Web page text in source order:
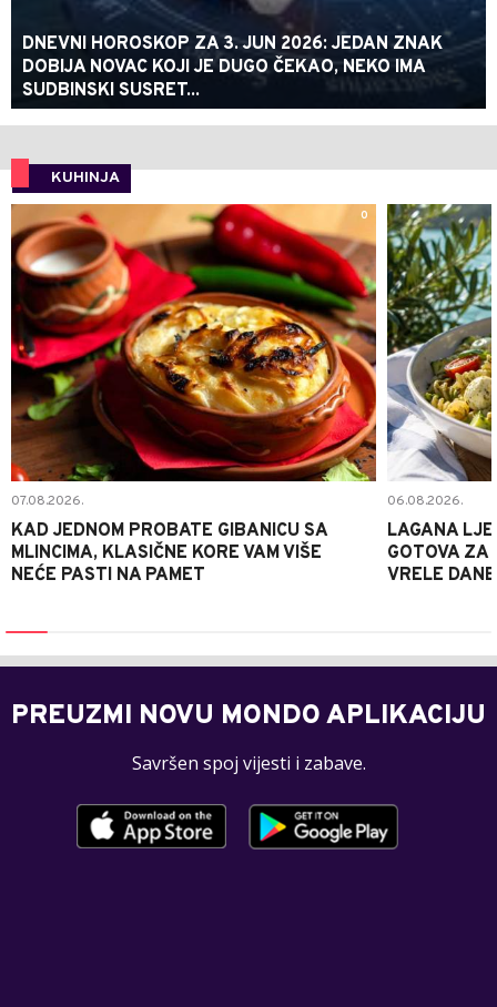
DNEVNI HOROSKOP ZA 3. JUN 2026: JEDAN ZNAK
DOBIJA NOVAC KOJI JE DUGO ČEKAO, NEKO IMA
SUDBINSKI SUSRET...
KUHINJA
0
07.08.2026.
KAD JEDNOM PROBATE GIBANICU SA
MLINCIMA, KLASIČNE KORE VAM VIŠE
NEĆE PASTI NA PAMET
06.08.2026.
LAGANA
GOTOVA ZA
VRELE DANE
PREUZMI NOVU MONDO APLIKACIJU
Savršen spoj vijesti i zabave.